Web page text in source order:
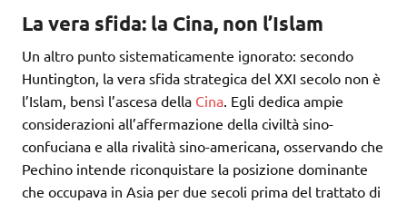
La vera sfida: la Cina, non l’Islam
Un altro punto sistematicamente ignorato: secondo
Huntington, la vera sfida strategica del XXI secolo non è
l’Islam, bensì l’ascesa della Cina . Egli dedica ampie
considerazioni all’affermazione della civiltà sino-
confuciana e alla rivalità sino-americana, osservando che
Pechino intende riconquistare la posizione dominante
che occupava in Asia per due secoli prima del trattato di